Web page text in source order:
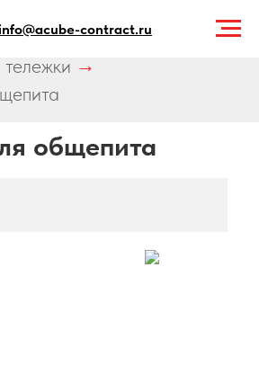
contract.ru
→
→
общепита